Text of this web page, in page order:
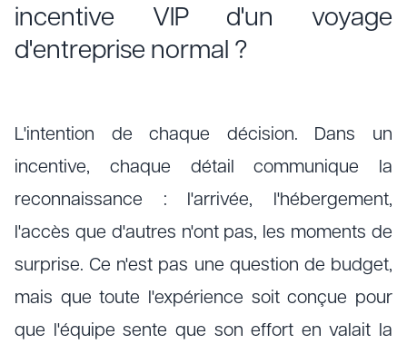
incentive VIP d'un voyage
d'entreprise normal ?
L'intention de chaque décision. Dans un
incentive, chaque détail communique la
reconnaissance : l'arrivée, l'hébergement,
l'accès que d'autres n'ont pas, les moments de
surprise. Ce n'est pas une question de budget,
mais que toute l'expérience soit conçue pour
que l'équipe sente que son effort en valait la